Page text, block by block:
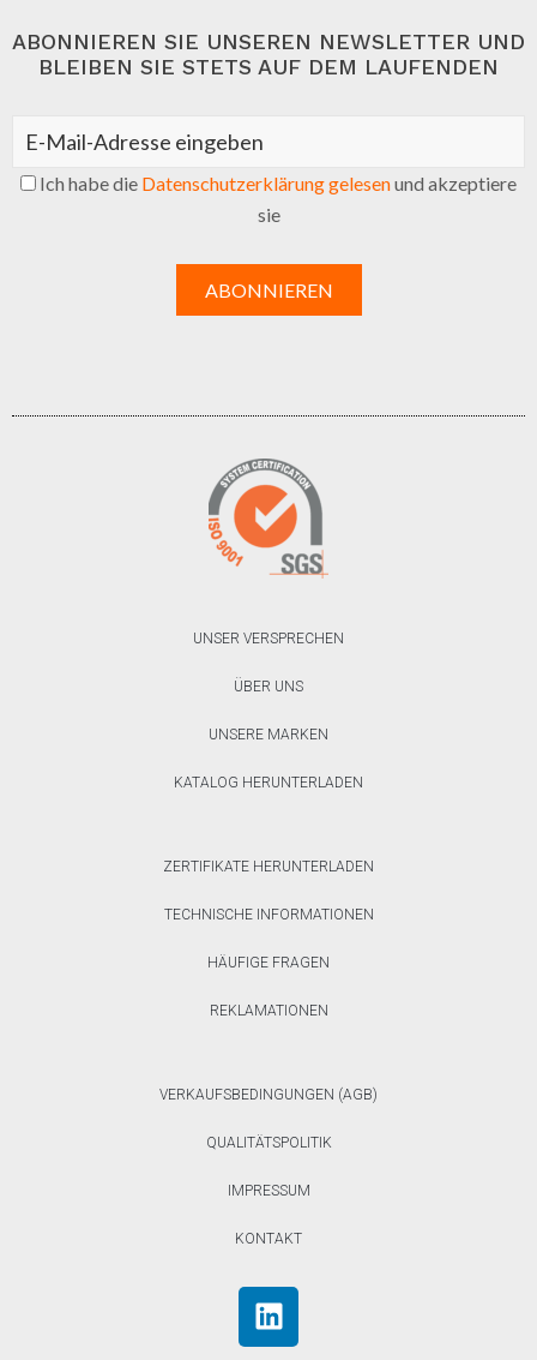
ABONNIEREN SIE UNSEREN NEWSLETTER UND
BLEIBEN SIE STETS AUF DEM LAUFENDEN
Ich habe die Datenschutzerklärung gelesenund akzeptiere
sie
UNSER VERSPRECHEN
ÜBER UNS
UNSERE MARKEN
KATALOG HERUNTERLADEN
ZERTIFIKATE HERUNTERLADEN
TECHNISCHE INFORMATIONEN
HÄUFIGE FRAGEN
REKLAMATIONEN
VERKAUFSBEDINGUNGEN (AGB)
QUALITÄTSPOLITIK
IMPRESSUM
KONTAKT